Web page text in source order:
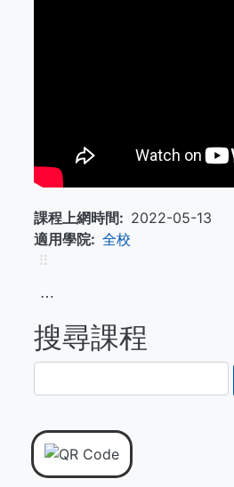
課程上網時間
2022-05-13
適用學院
全校
⠿
⋯
搜尋課程
尋